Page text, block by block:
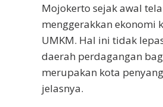
Mojokerto sejak awal
menggerakkan ekonomi
UMKM. Hal ini tidak
daerah perdagangan
merupakan kota
jelasnya.